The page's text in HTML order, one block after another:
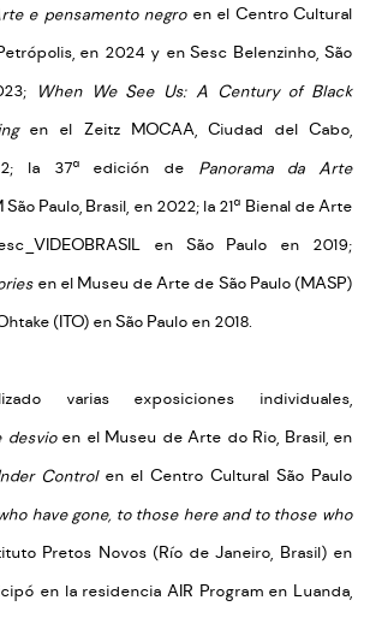
e pensamento negroen el Centro Cultural
en 2024 y en Sesc Belenzinho, São
When We See Us: A Century of Black
en el Zeitz MOCAA, Ciudad del Cabo,
la 37ª edición de Panorama da Arte
Paulo, Brasil, en 2022; la 21ª Bienal de Arte
en São Paulo en 2019;
en el Museu de Arte de São Paulo (MASP)
(ITO) en São Paulo en 2018.
varias exposiciones individuales,
desvioen el Museu de Arte do Rio, Brasil, en
Controlen el Centro Cultural São Paulo
have gone, to those here and to those who
Pretos Novos (Río de Janeiro, Brasil) en
en la residencia AIR Program en Luanda,